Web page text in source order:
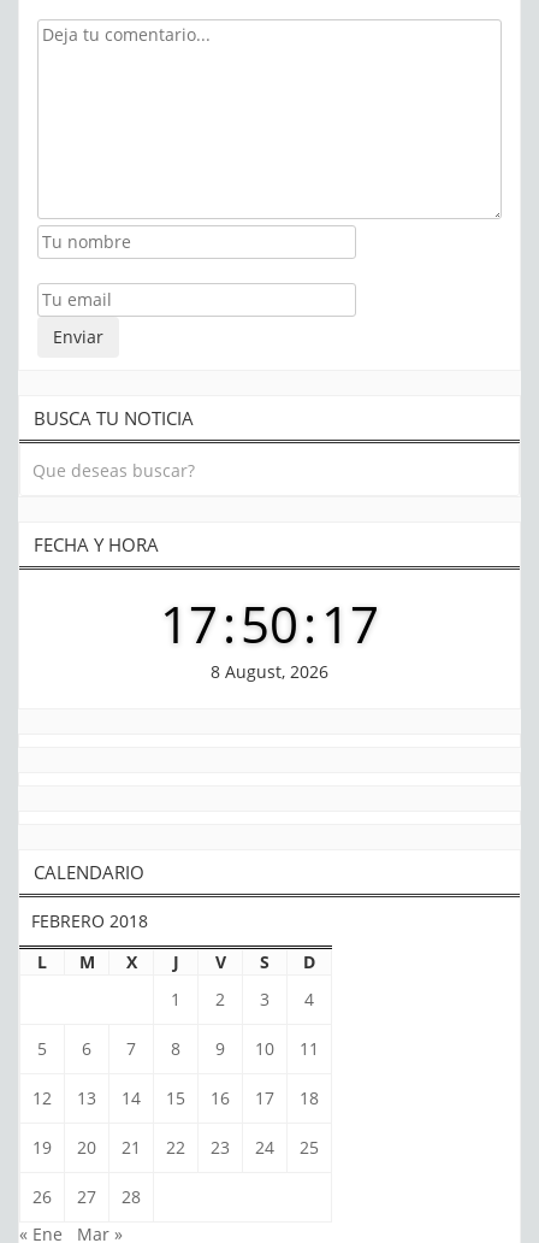
BUSCA TU NOTICIA
FECHA Y HORA
17:50:17
8 August, 2026
CALENDARIO
FEBRERO 2018
L
M X J V S
D
1
2 3 4
5 6 7 8 9 10 11
12 13 14 15 16 17 18
19 20 21 22 23 24 25
26 27
28
« Ene
Mar »